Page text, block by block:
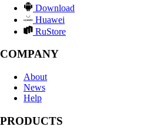
Download
Huawei
RuStore
COMPANY
About
News
Help
PRODUCTS